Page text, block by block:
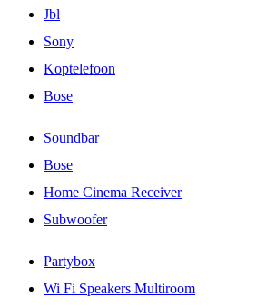
Jbl
Sony
Koptelefoon
Bose
Soundbar
Bose
Home Cinema Receiver
Subwoofer
Partybox
Wi Fi Speakers Multiroom